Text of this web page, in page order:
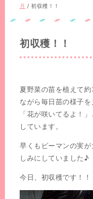
位
在
月 /初収穫！！
初収穫！！
夏野菜の苗を植えて
ながら毎日苗の様子を
「花が咲いてるよ！
しています。
早くもピーマンの実
しみにしていました♪
今日、初収穫です！！